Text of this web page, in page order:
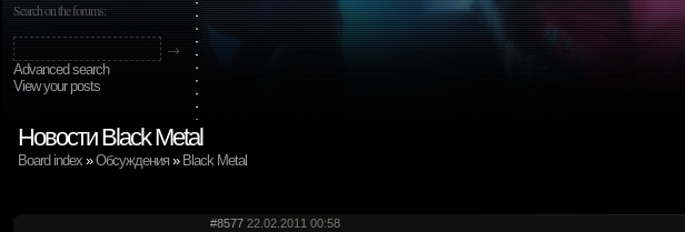
Search on the forums:
Advanced search
View your posts
Новости Black Metal
Board index »Обсуждения » Black Metal
#8577 22.02.2011 00:58